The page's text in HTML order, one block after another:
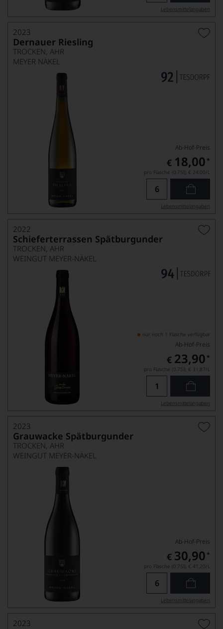
Lebensmittel­angaben
2023
Dernauer Riesling
TROCKEN, AHR
MEYER NÄKEL
Ab-Hof-Preis
€ 18,00 *
pro Flasche (0.75l), € 24,00/L
Lebensmittel­angaben
2022
Schieferterrassen Spätburgunder
TROCKEN, AHR
WEINGUT MEYER-NÄKEL
nur noch 1 Flasche verfügbar
Ab-Hof-Preis
€ 23,90 *
pro Flasche (0.75l), € 31,87/L
Lebensmittel­angaben
2023
Grauwacke Spätburgunder
TROCKEN, AHR
WEINGUT MEYER-NÄKEL
Ab-Hof-Preis
€ 30,90 *
pro Flasche (0.75l), € 41,20/L
Lebensmittel­angaben
2023